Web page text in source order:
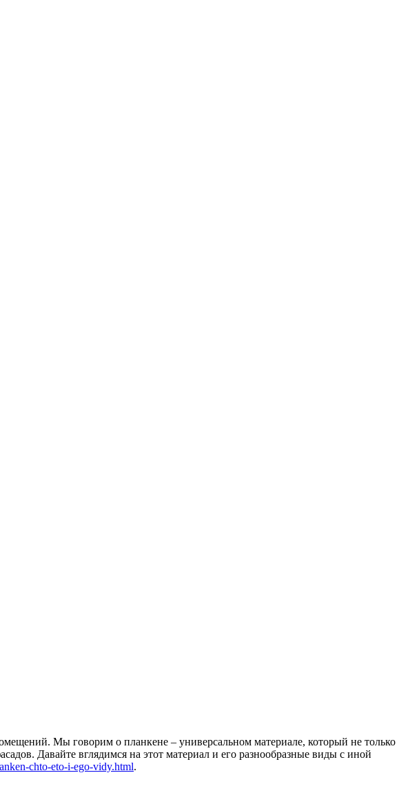
Мы говорим о планкене – универсальном материале, который не только
Давайте вглядимся на этот материал и его разнообразные виды с иной
chto-eto-i-ego-vidy.html.